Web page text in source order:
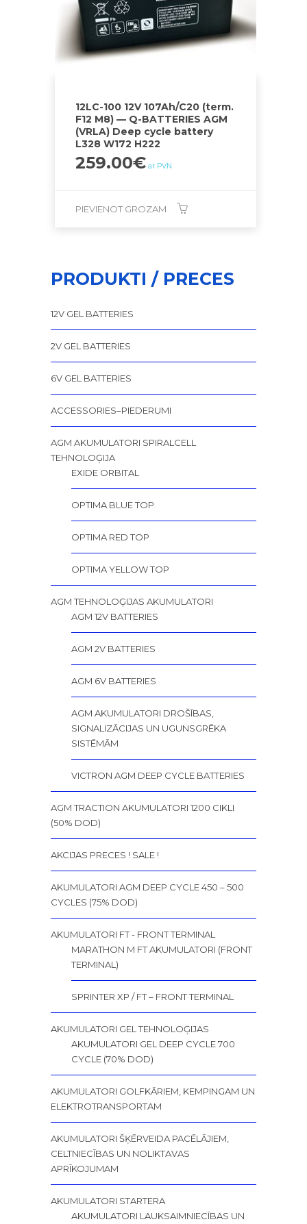
12LC-100 12V 107Ah/C20 (term.
F12 M8) — Q-BATTERIES AGM
(VRLA) Deep cycle battery
L328 W172 H222
259.00€ ar PVN
PIEVIENOT GROZAM
PRODUKTI / PRECES
12V GEL BATTERIES
2V GEL BATTERIES
6V GEL BATTERIES
ACCESSORIES–PIEDERUMI
AGM AKUMULATORI SPIRALCELL
TEHNOLOĢIJA
EXIDE ORBITAL
OPTIMA BLUE TOP
OPTIMA RED TOP
OPTIMA YELLOW TOP
AGM TEHNOLOĢIJAS AKUMULATORI
AGM 12V BATTERIES
AGM 2V BATTERIES
AGM 6V BATTERIES
AGM AKUMULATORI DROŠĪBAS,
SIGNALIZĀCIJAS UN UGUNSGRĒKA
SISTĒMĀM
VICTRON AGM DEEP CYCLE BATTERIES
AGM TRACTION AKUMULATORI 1200 CIKLI
(50% DOD)
AKCIJAS PRECES ! SALE !
AKUMULATORI AGM DEEP CYCLE 450 – 500
CYCLES (75% DOD)
AKUMULATORI FT - FRONT TERMINAL
MARATHON M FT AKUMULATORI (FRONT
TERMINAL)
SPRINTER XP / FT – FRONT TERMINAL
AKUMULATORI GEL TEHNOLOĢIJAS
AKUMULATORI GEL DEEP CYCLE 700
CYCLE (70% DOD)
AKUMULATORI GOLFKĀRIEM, KEMPINGAM UN
ELEKTROTRANSPORTAM
AKUMULATORI ŠĶĒRVEIDA PACĒLĀJIEM,
CELTNIECĪBAS UN NOLIKTAVAS
APRĪKOJUMAM
AKUMULATORI STARTERA
AKUMULATORI LAUKSAIMNIECĪBAS UN